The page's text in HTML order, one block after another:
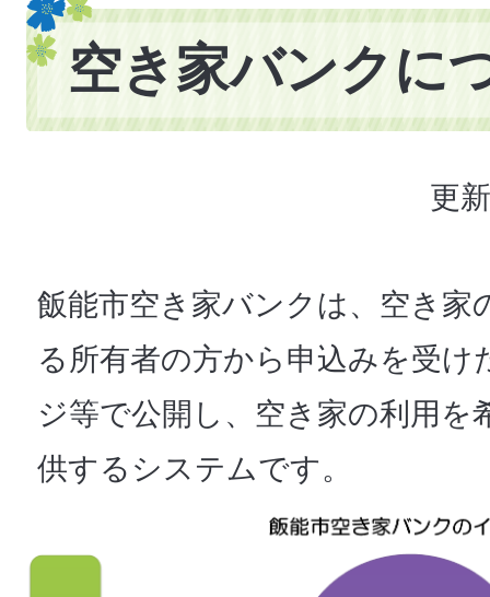
空き家バンクに
更
飯能市空き家バンクは、空き家
る所有者の方から申込みを受け
ジ等で公開し、空き家の利用を
供するシステムです。